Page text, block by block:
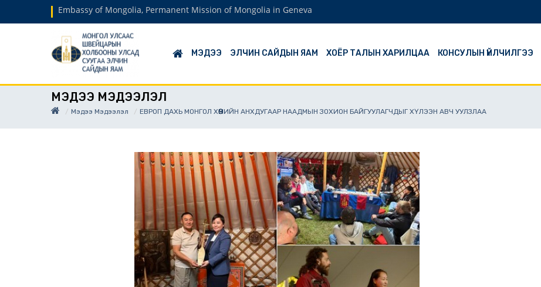
Embassy of Mongolia, Permanent Mission of Mongolia in Geneva
МЭДЭЭ ЭЛЧИН САЙДЫН ЯАМ ХОЁР ТАЛЫН ХАРИЛЦАА КОНСУЛЫН ҮЙЛЧИЛГЭЭ
МЭДЭЭ МЭДЭЭЛЭЛ
Мэдээ Мэдээлэл ЕВРОП ДАХЬ МОНГОЛ ХӨӨМИЙН АНХДУГААР НААДМЫН ЗОХИОН БАЙГУУЛАГЧДЫГ ХҮЛЭЭН АВЧ УУЛЗЛАА